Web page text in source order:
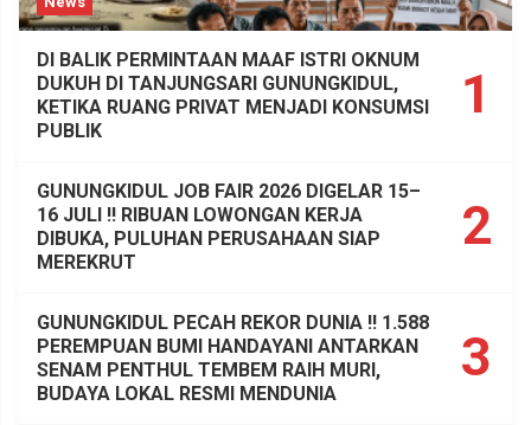
1
DI BALIK PERMINTAAN MAAF ISTRI OKNUM
DUKUH DI TANJUNGSARI GUNUNGKIDUL,
KETIKA RUANG PRIVAT MENJADI KONSUMSI
PUBLIK
2
GUNUNGKIDUL JOB FAIR 2026 DIGELAR 15–
16 JULI !! RIBUAN LOWONGAN KERJA
DIBUKA, PULUHAN PERUSAHAAN SIAP
MEREKRUT
3
GUNUNGKIDUL PECAH REKOR DUNIA !! 1.588
PEREMPUAN BUMI HANDAYANI ANTARKAN
SENAM PENTHUL TEMBEM RAIH MURI,
BUDAYA LOKAL RESMI MENDUNIA